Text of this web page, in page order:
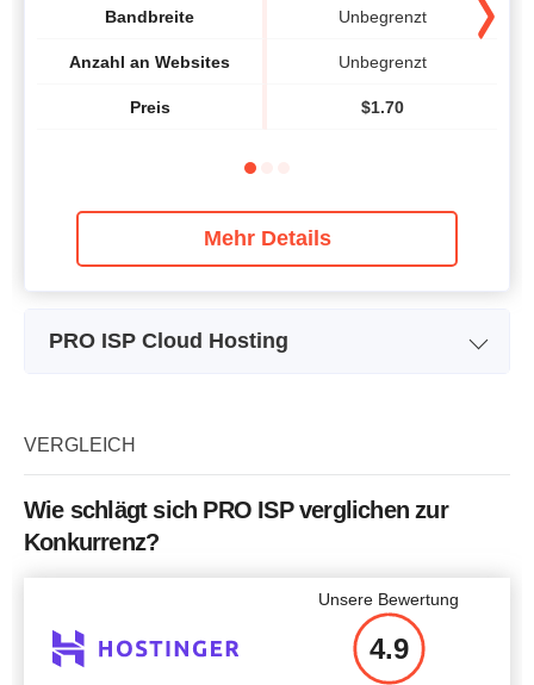
Bandbreite
Anzahl an Websites
Preis
Unbegrenzt
Unbegrenzt
$1.70
Mehr Details
PRO ISP Cloud Hosting
Speicher
Prozessor / CPU
Arbeitsspeicher / RAM 512 MB
$51.64
VERGLEICH
Wie schlägt sich PRO ISP verglichen zur
Konkurrenz?
Unsere Bewertung
4.9